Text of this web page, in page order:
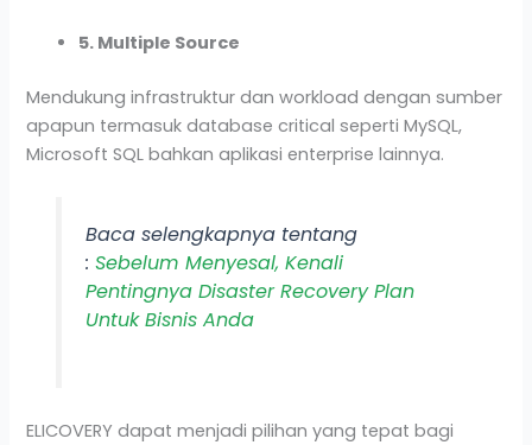
5. Multiple Source
Mendukung infrastruktur dan workload dengan sumber
apapun termasuk database critical seperti MySQL,
Microsoft SQL bahkan aplikasi enterprise lainnya.
Baca selengkapnya tentang
: Sebelum Menyesal, Kenali
Pentingnya Disaster Recovery Plan
Untuk Bisnis Anda
ELICOVERY dapat menjadi pilihan yang tepat bagi